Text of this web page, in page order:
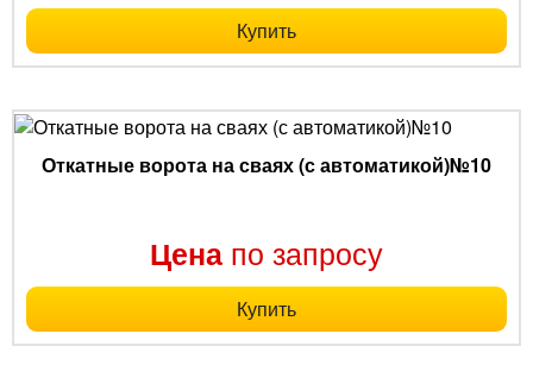
Купить
Откатные ворота на сваях (с автоматикой)№10
Цена по запросу
Купить